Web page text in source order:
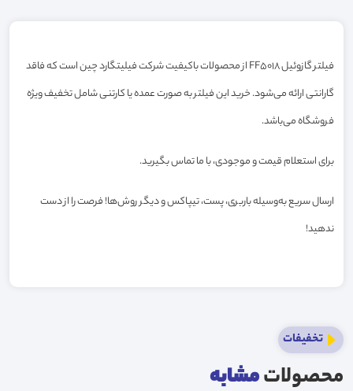
فیلتر گازوئیل FF5018 از محصولات باکیفیت شرکت فیلیتگارد چین است که فاقد
گارانتی ارائه می‌شود. خرید این فیلتر به صورت عمده یا کارتنی شامل تخفیف ویژه
فروشگاه می‌باشد.
برای استعلام قیمت و موجودی، با ما تماس بگیرید.
ارسال سریع به‌وسیله باربری، پست، تیپاکس و دیگر روش‌ها! فرصت را از دست
ندهید!
تخفیفات
محصولاتمشابه